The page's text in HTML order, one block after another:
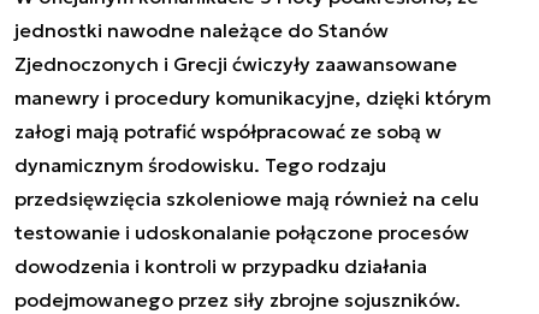
jednostki nawodne należące do Stanów
Zjednoczonych i Grecji ćwiczyły zaawansowane
manewry i procedury komunikacyjne, dzięki którym
załogi mają potrafić współpracować ze sobą w
dynamicznym środowisku. Tego rodzaju
przedsięwzięcia szkoleniowe mają również na celu
testowanie i udoskonalanie połączone procesów
dowodzenia i kontroli w przypadku działania
podejmowanego przez siły zbrojne sojuszników.